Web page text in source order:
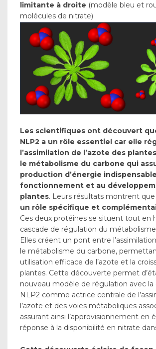
limitante à droite (modèle bleu et
molécules de nitrate)
Les scientifiques ont découvert
NLP2 a un rôle essentiel car elle
l’assimilation de l’azote des
le métabolisme du carbone qui
production d’énergie
fonctionnement et au
plantes. Leurs résultats montrent que
un rôle spécifique et
Ces deux protéines se situent tout en
cascade de régulation du
Elles créent un pont entre
le métabolisme du carbone,
utilisation efficace de l’azote et la
plantes. Cette découverte permet
nouveau modèle de régulation avec la
NLP2 comme actrice centrale de
l’azote et des voies métaboliques
assurant ainsi l’approvisionnement en
réponse à la disponibilité en nitrate